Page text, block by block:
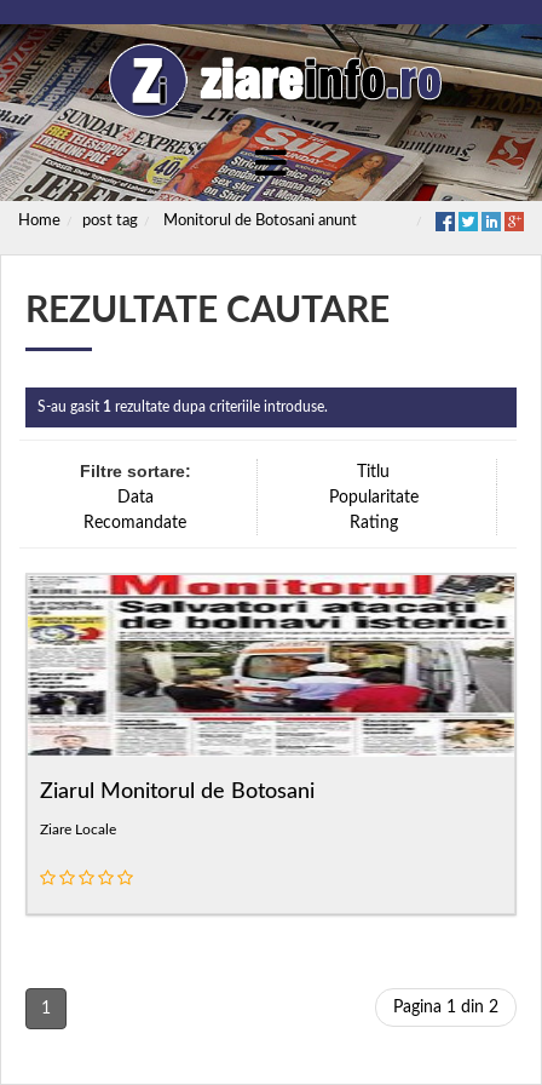
Home post tag Monitorul de Botosani anunt
REZULTATE CAUTARE
S-au gasit 1 rezultate dupa criteriile introduse.
Filtre sortare:
Titlu
Data
Popularitate
Recomandate
Rating
Ziarul Monitorul de Botosani
Ziare Locale
1 Pagina 1 din 2